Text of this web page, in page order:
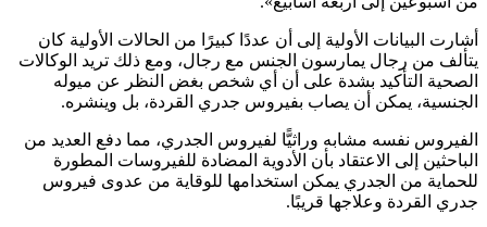
أشارت البيانات الأولية إلى أن عددًا كبيرًا من الحالات الأولية كان
يتألف من رجال يمارسون الجنس مع رجال، ومع ذلك تريد الوكالات
الصحية التأكيد بشدة على أن أي شخص بغض النظر عن ميوله
الجنسية، يمكن أن يصاب بفيروس جدري القردة، بل وينشره.
الفيروس نفسه مشابه وراثيًّا لفيروس الجدري، مما دفع العديد من
الباحثين إلى الاعتقاد بأن الأدوية المضادة للفيروسات المطورة
للحماية من الجدري يمكن استخدامها للوقاية من عدوى فيروس
جدري القردة وعلاجها قريبًا.